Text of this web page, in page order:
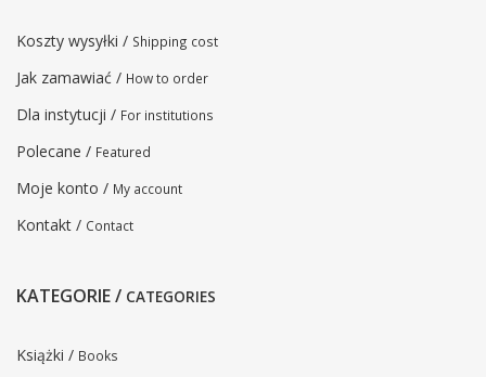
Koszty wysyłki / Shipping cost
Jak zamawiać / How to order
Dla instytucji / For institutions
Polecane / Featured
Moje konto / My account
Kontakt / Contact
KATEGORIE / CATEGORIES
Książki / Books